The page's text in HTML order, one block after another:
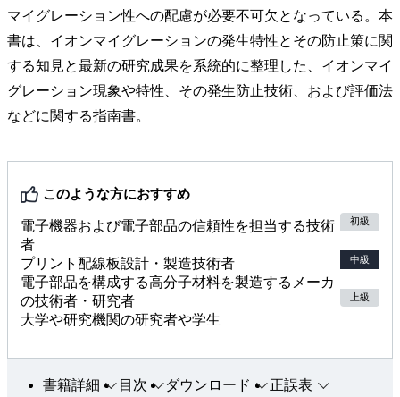
マイグレーション性への配慮が必要不可欠となっている。本
書は、イオンマイグレーションの発生特性とその防止策に関
する知見と最新の研究成果を系統的に整理した、イオンマイ
グレーション現象や特性、その発生防止技術、および評価法
などに関する指南書。
このような方におすすめ
電子機器および電子部品の信頼性を担当する技術
者
プリント配線板設計・製造技術者
電子部品を構成する高分子材料を製造するメーカ
の技術者・研究者
大学や研究機関の研究者や学生
初級
中級
上級
書籍詳細 目次 ダウンロード 正誤表